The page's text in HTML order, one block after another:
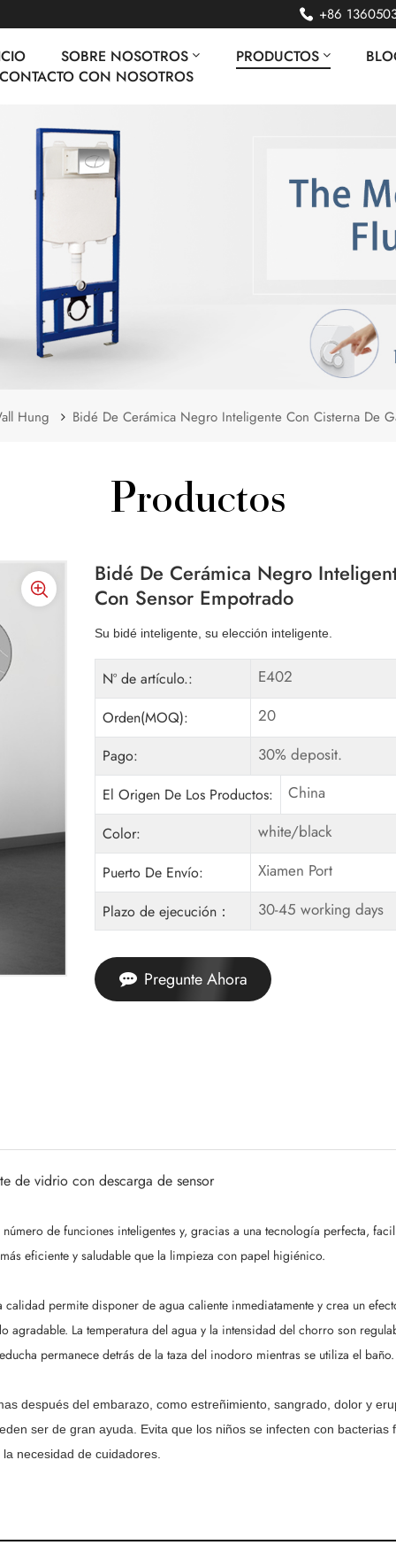
+86
SOBRE NOSOTROS PRODUCTOS
CON NOSOTROS
Hung Bidé De Cerámica Negro Inteligente Con Cisterna De
Productos
Bidé De Cerámica Negro
Con Sensor Empotrado
Su bidé inteligente, su elección inteligente.
Nº de artículo.: E402
Orden(MOQ): 20
Pago: 30% deposit.
El Origen De Los Productos: China
Color: white/black
Puerto De Envío: Xiamen Port
Plazo de ejecución： 30-45 working days
Pregunte Ahora
de vidrio con descarga de sensor
de funciones inteligentes y, gracias a una tecnología perfecta,
eficiente y saludable que la limpieza con papel higiénico.
permite disponer de agua caliente inmediatamente y crea un
La temperatura del agua y la intensidad del chorro son
permanece detrás de la taza del inodoro mientras se utiliza el baño.
después del embarazo, como estreñimiento, sangrado, dolor y
ser de gran ayuda. Evita que los niños se infecten con
necesidad de cuidadores.